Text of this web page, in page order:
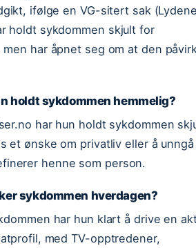
ifølge en VG-sitert sak
holdt sykdommen skjult for
har åpnet seg om at den
holdt sykdommen hemmelig?
har hun holdt sykdommen
et ønske om privatliv eller å
henne som person.
sykdommen hverdagen?
har hun klart å drive en
med TV-opptredener,